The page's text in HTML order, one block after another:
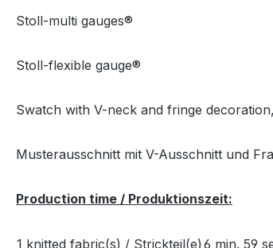
Stoll-multi gauges®
Stoll-flexible gauge®
Swatch with V-neck and fringe
Musterausschnitt mit V-Ausschnitt und
Production time / Produktionszeit:
1 knitted fabric(s) / Strickteil(e) 6 min. 59